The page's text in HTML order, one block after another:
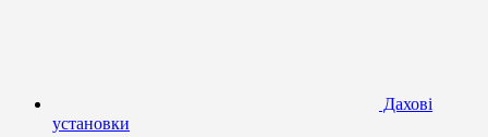
Дахові
установки